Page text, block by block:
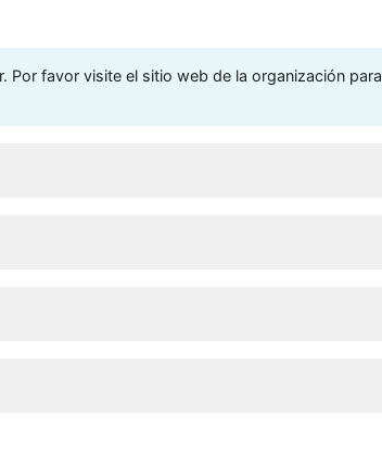
Por favor visite el sitio web de la organización para